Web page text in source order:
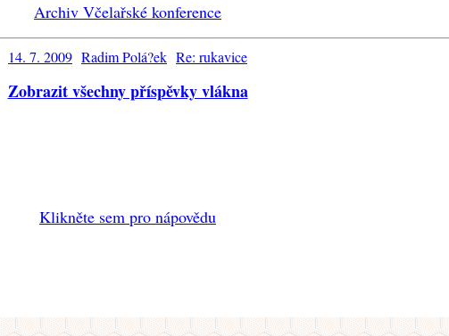
Archiv Včelařské konference
14. 7. 2009 Radim Polá?ek Re: rukavice
Zobrazit všechny příspěvky vlákna
Klikněte sem pro nápovědu